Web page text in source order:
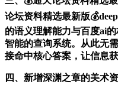
论坛资料精选最新版
的语义理解能力与百度ai
智能的查询系统。从此无
接命中核心答案，让信息
四、新增深渊之章的美术资